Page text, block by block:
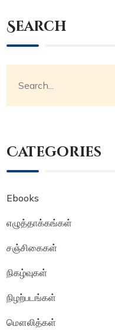
Search
Categories
Ebooks
எழுத்தாக்கங்கள்
சஞ்சிகைகள்
நிகழ்வுகள்
நிழற்படங்கள்
மௌலித்கள்